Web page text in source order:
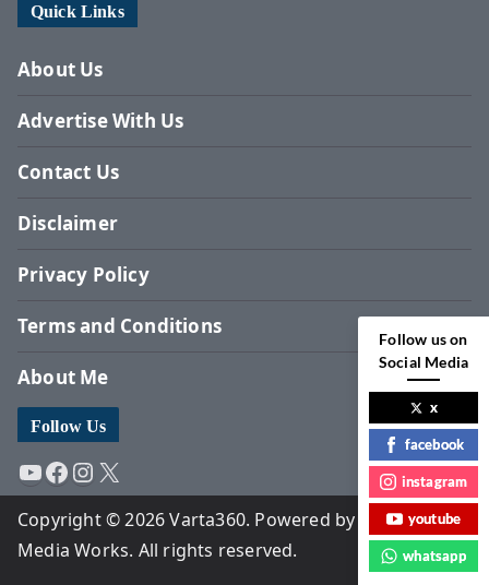
Quick Links
About Us
Advertise With Us
Contact Us
Disclaimer
Privacy Policy
Terms and Conditions
About Me
Follow Us
YouTube
Facebook
Instagram
X
Copyright © 2026 Varta360. Powered by Surbhi
Media Works. All rights reserved.
Follow us on
Social Media
x
facebook
instagram
youtube
whatsapp